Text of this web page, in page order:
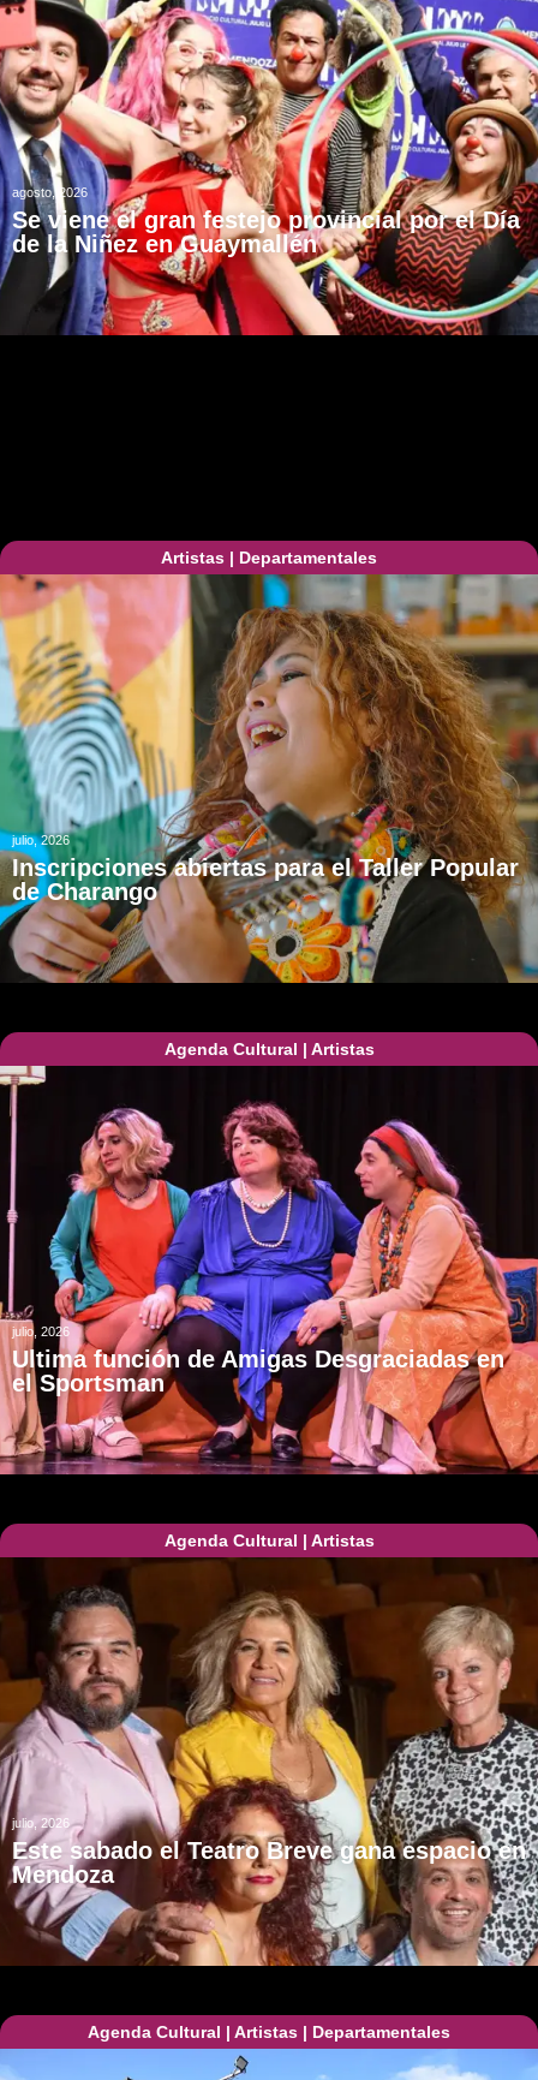
agosto, 2026
Se viene el gran festejo provincial por el Día
de la Niñez en Guaymallén
Artistas | Departamentales
julio, 2026
Inscripciones abiertas para el Taller Popular
de Charango
Agenda Cultural | Artistas
julio, 2026
Ultima función de Amigas Desgraciadas en
el Sportsman
Agenda Cultural | Artistas
julio, 2026
Este sabado el Teatro Breve gana espacio en
Mendoza
Agenda Cultural | Artistas | Departamentales